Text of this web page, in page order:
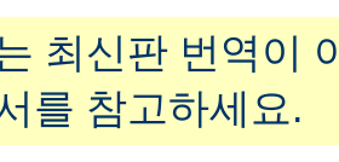
최신판 번역이
를 참고하세요.